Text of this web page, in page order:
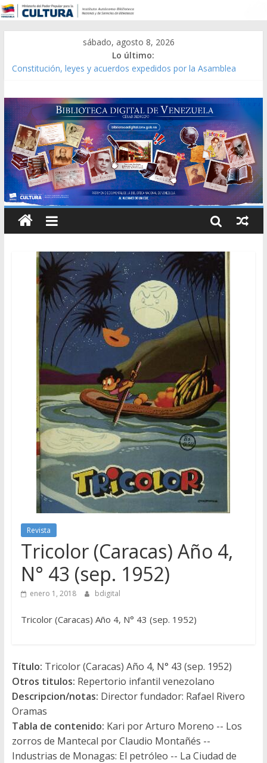
sábado, agosto 8, 2026
Lo último:
Catálogo temático de obras de Modesta Bor
Constitución, leyes y acuerdos expedidos por la Asamblea
Una Parálisis [material gráfico]
Modesta Bor Sánchez [material gráfico]
Gaceta Oficial de la República de Venezuela año CXXXIII Mes V,
Caracas 09 de marzo de 2006 N° 38.394
Revista
Tricolor (Caracas) Año 4,
N° 43 (sep. 1952)
enero 1, 2018 bdigital
Tricolor (Caracas) Año 4, N° 43 (sep. 1952)
Título: Tricolor (Caracas) Año 4, N° 43 (sep. 1952)
Otros titulos: Repertorio infantil venezolano
Descripcion/notas: Director fundador: Rafael Rivero
Oramas
Tabla de contenido: Kari por Arturo Moreno -- Los
zorros de Mantecal por Claudio Montañés --
Industrias de Monagas: El petróleo -- La Ciudad de